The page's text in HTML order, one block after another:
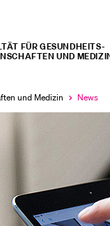
FÜR GESUNDHEITS­­
UND
und Medizin
Aktuell
News
DIE